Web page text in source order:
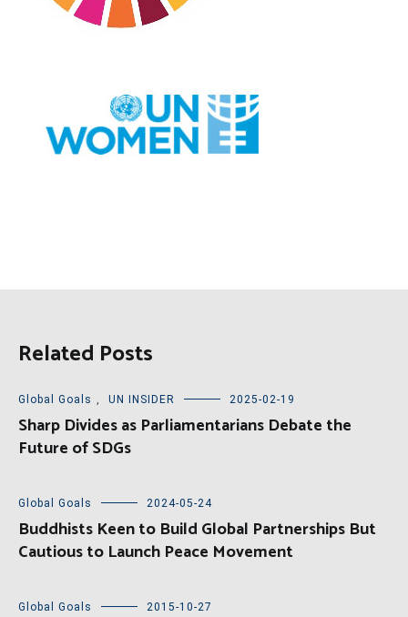
Related Posts
Global Goals , UN INSIDER 2025-02-19
Sharp Divides as Parliamentarians Debate the
Future of SDGs
Global Goals 2024-05-24
Buddhists Keen to Build Global Partnerships But
Cautious to Launch Peace Movement
Global Goals 2015-10-27